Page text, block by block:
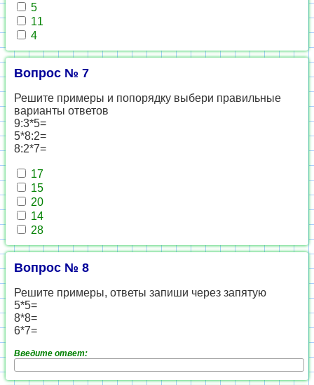
5
11
4
Вопрос № 7
Решите примеры и попорядку выбери правильные
варианты ответов
9:3*5=
5*8:2=
8:2*7=
17
15
20
14
28
Вопрос № 8
Решите примеры, ответы запиши через запятую
5*5=
8*8=
6*7=
Введите ответ: